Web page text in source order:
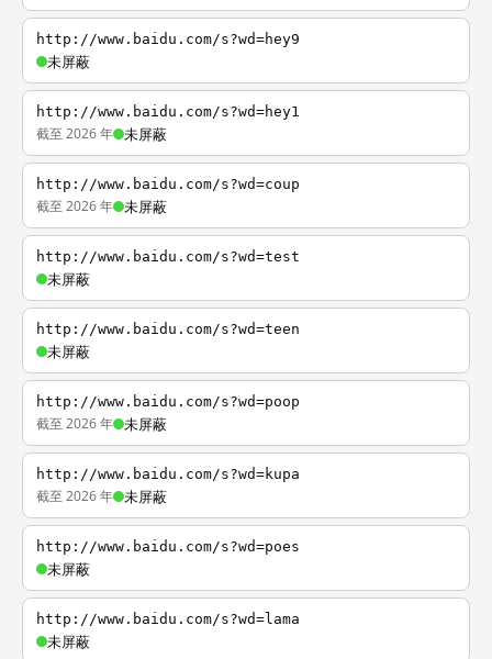
http://www.baidu.com/s?wd=hey9
未屏蔽
http://www.baidu.com/s?wd=hey1
截至 2026 年 未屏蔽
http://www.baidu.com/s?wd=coup
截至 2026 年 未屏蔽
http://www.baidu.com/s?wd=test
未屏蔽
http://www.baidu.com/s?wd=teen
未屏蔽
http://www.baidu.com/s?wd=poop
截至 2026 年 未屏蔽
http://www.baidu.com/s?wd=kupa
截至 2026 年 未屏蔽
http://www.baidu.com/s?wd=poes
未屏蔽
http://www.baidu.com/s?wd=lama
未屏蔽